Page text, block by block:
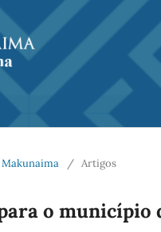
Makunaima / Artigos
o município